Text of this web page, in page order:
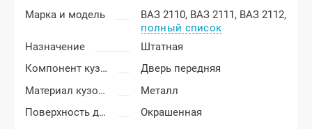
Марка и модель
ВАЗ 2110, ВАЗ 2111, ВАЗ 2112,
полный список
Назначение
Штатная
Компонент кузова
Дверь передняя
Материал кузовных деталей
Металл
Поверхность двери
Окрашенная